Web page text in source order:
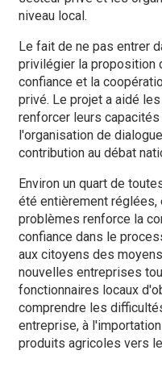
niveau local.
Le fait de ne pas entrer
privilégier la proposition
confiance et la
privé. Le projet a aidé
renforcer leurs
l'organisation de
contribution au débat
Environ un quart de
été entièrement
problèmes renforce la
confiance dans le
aux citoyens des
nouvelles entreprises
fonctionnaires locaux
comprendre les
entreprise, à
produits agricoles vers